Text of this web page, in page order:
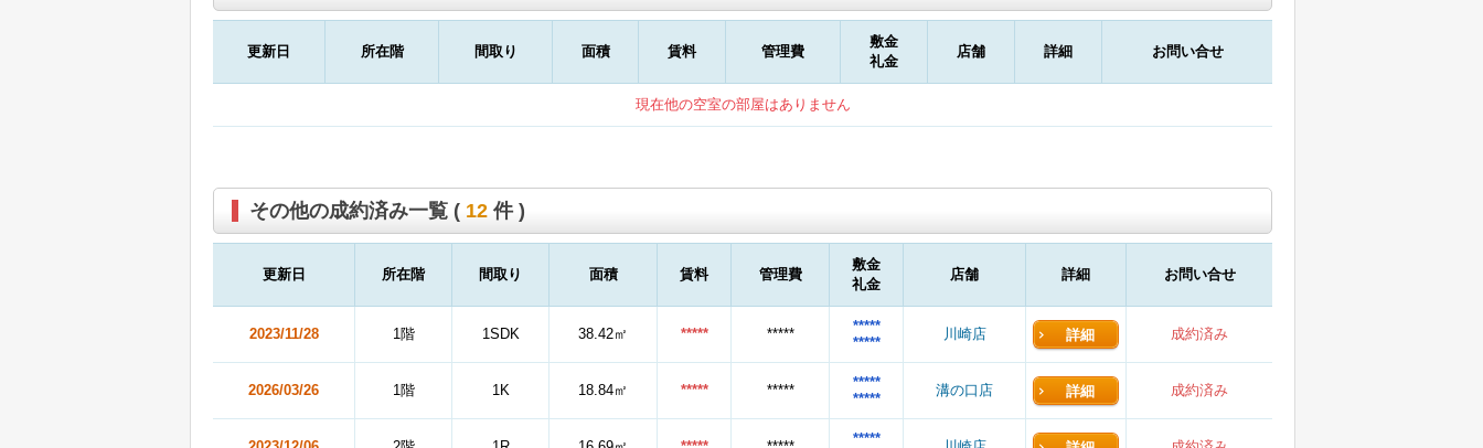
更新日 所在階 間取り 面積 賃料 管理費
敷金
礼金
店舗 詳細 お問い合せ
現在他の空室の部屋はありません
その他の成約済み一覧 ( 12 件 )
更新日 所在階 間取り 面積 賃料 管理費
敷金
礼金
店舗 詳細 お問い合せ
2023/11/28 1階 1SDK 38.42㎡ ***** *****
*****
*****
川崎店 詳細 成約済み
2026/03/26 1階 1K 18.84㎡ ***** *****
*****
*****
溝の口店 詳細 成約済み
*****